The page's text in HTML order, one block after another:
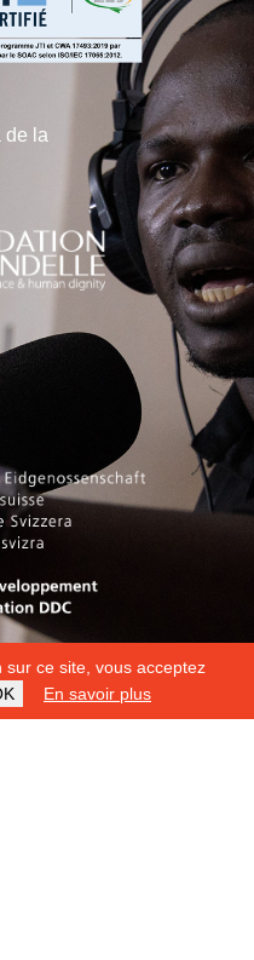
ce site, vous acceptez
En savoir plus
de la